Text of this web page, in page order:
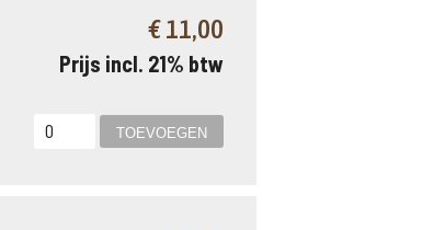
€ 11,00
Prijs incl. 21% btw